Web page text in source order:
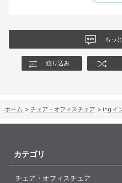
尻についてくるフレキシブルな座面が
もっ
絞り込み
ホーム > チェア・オフィスチェア > ing イ
カテゴリ
チェア・オフィスチェア